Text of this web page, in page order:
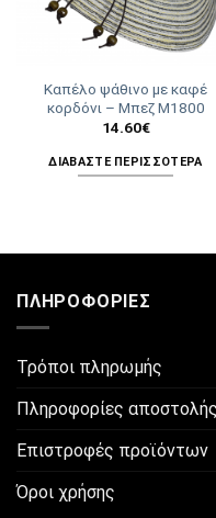
Καπέλο ψάθινο με καφέ
κορδόνι – Μπεζ Μ1800
14.60€
ΔΙΑΒΆΣΤΕ ΠΕΡΙΣΣΌΤΕΡΑ
ΠΛΗΡΟΦΟΡΊΕΣ
Τρόποι πληρωμής
Πληροφορίες αποστολής
Επιστροφές προϊόντων
Όροι χρήσης